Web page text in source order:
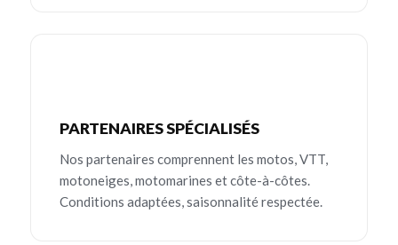
PARTENAIRES SPÉCIALISÉS
Nos partenaires comprennent les motos, VTT,
motoneiges, motomarines et côte-à-côtes.
Conditions adaptées, saisonnalité respectée.